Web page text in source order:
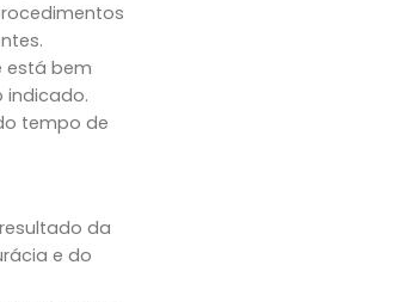
está bem
indicado.
tempo de
da
e do